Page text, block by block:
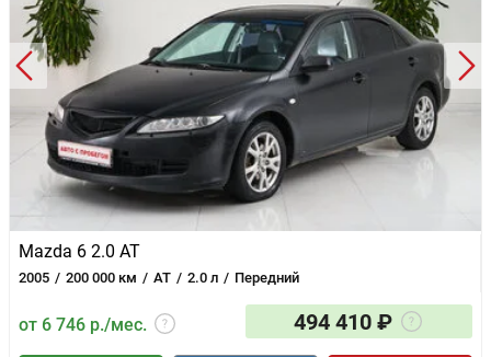
Mazda 6 2.0 AT
2005 200 000 км AT 2.0 л Передний
от 6 746 р./мес. 494 410 ₽